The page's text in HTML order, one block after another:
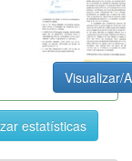
Visualizar/
estatísticas